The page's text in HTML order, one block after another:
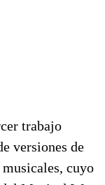
trabajo
versiones de
cuyo